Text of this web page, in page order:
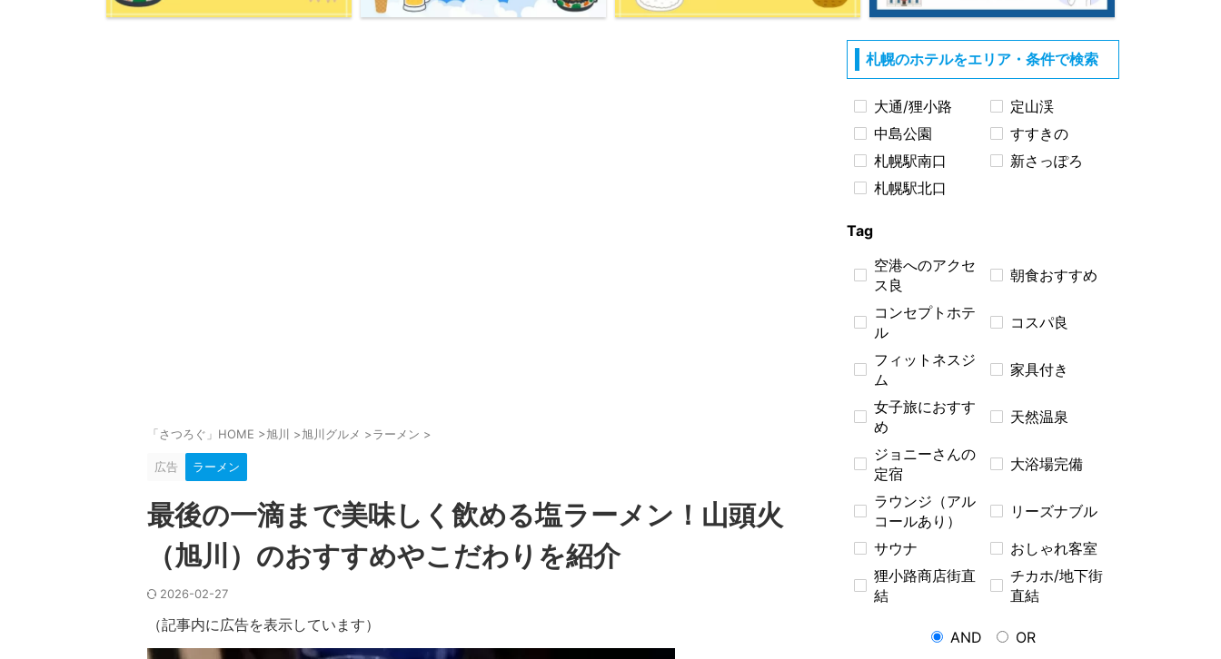
「さつろぐ」HOME >旭川 >旭川グルメ >ラーメン >
広告 ラーメン
最後の一滴まで美味しく飲める塩ラーメン！山頭火
（旭川）のおすすめやこだわりを紹介
2026-02-27
（記事内に広告を表示しています）
札幌のホテルをエリア・条件で検索
大通/狸小路
定山渓
中島公園
すすきの
札幌駅南口
新さっぽろ
札幌駅北口
Tag
空港へのアクセ
ス良
朝食おすすめ
コンセプトホテ
ル
コスパ良
フィットネスジ
ム
家具付き
女子旅におすす
め
天然温泉
ジョニーさんの
定宿
大浴場完備
ラウンジ（アル
コールあり）
リーズナブル
サウナ
おしゃれ客室
狸小路商店街直
結
チカホ/地下街
直結
AND OR